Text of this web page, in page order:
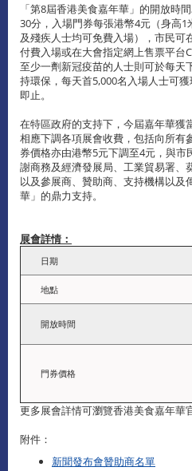
「第8屆香港美食嘉年華」的開放時
30分，入場門券每張港幣4元（身高
及殘疾人士均可免費入場），市民可
付費入場或在大會指定網上售票平台
至少一劑新冠疫苗的人士則可於每天
持環保，每天首5,000名入場人士可
即止。
在特區政府的支持下，今屆嘉年華獲
相應下調各項展會收費，包括向所有
券價格亦由港幣5元下調至4元，與
謝商務及經濟發展局、工業貿易署、
以及參展商、贊助商、支持機構以及
華」的鼎力支持。
展會詳情：
日期
地點
開放時間
門券價格
更多展會詳情可瀏覽香港美食嘉年華
附件：
新聞發布會贊助商名單